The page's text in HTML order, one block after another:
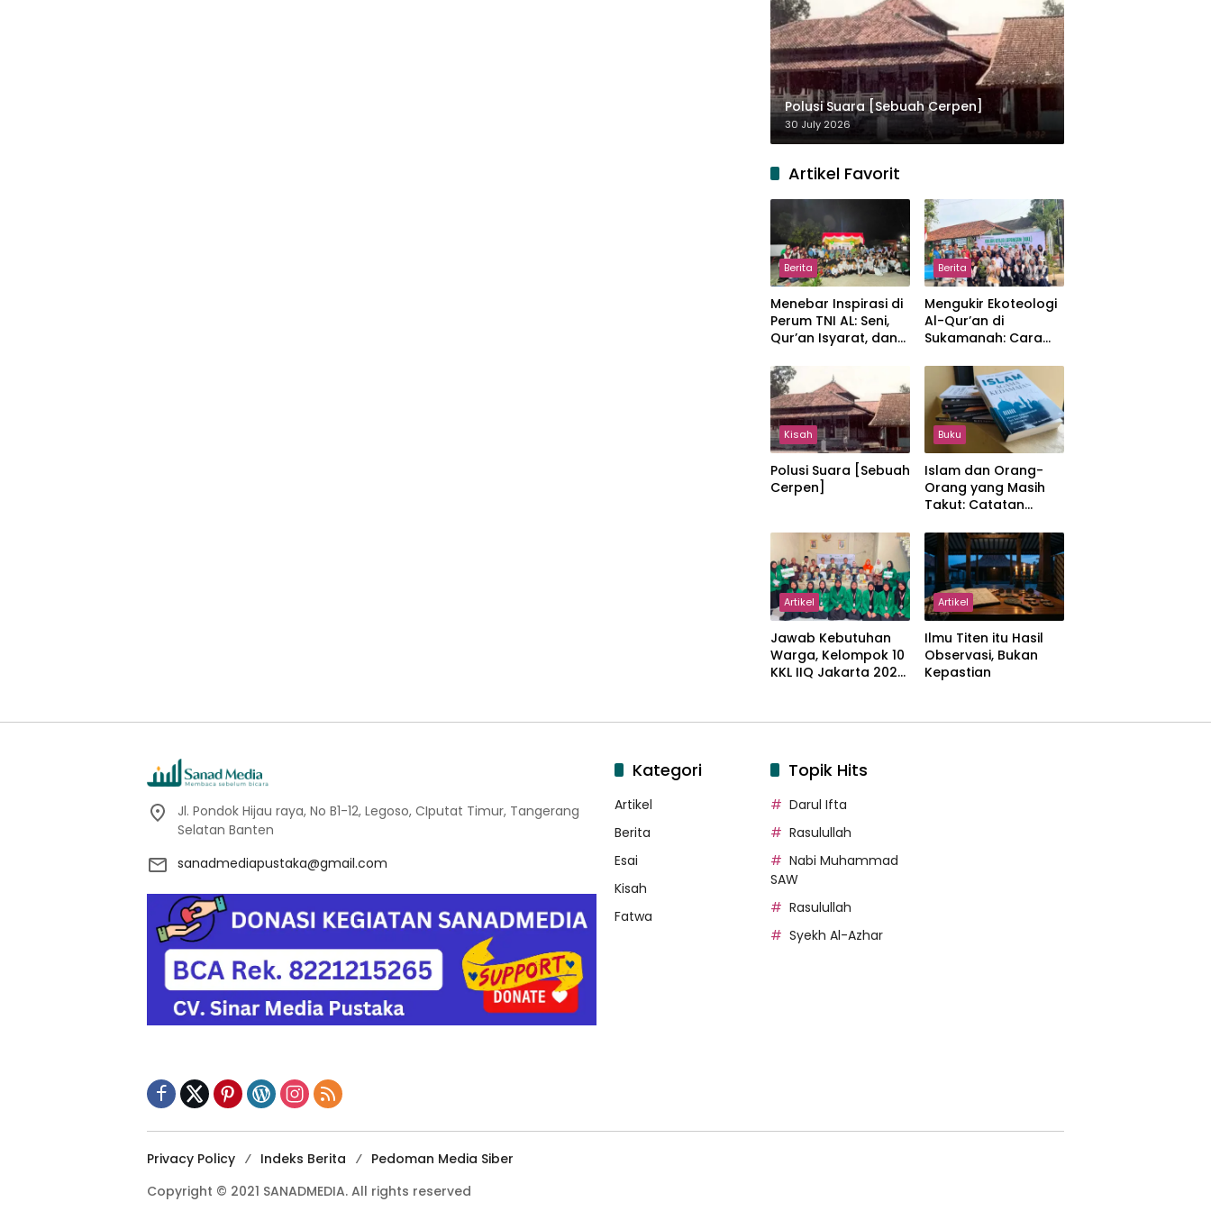
Polusi Suara [Sebuah Cerpen]
30 July 2026
Artikel Favorit
Berita
Menebar Inspirasi di
Perum TNI AL: Seni,
Qur’an Isyarat, dan
Hangat
Berita
Mengukir Ekoteologi
Al-Qur’an di
Sukamanah: Cara
Jakarta Menjaga
Bumi Jonggol
Kisah
Polusi Suara [Sebuah
Cerpen]
Buku
Islam dan Orang-
Orang yang Masih
Takut: Catatan
Kemajemukan, dan
Negara dalam
Pemikiran Masykuri
Abdillah
Artikel
Jawab Kebutuhan
Warga, Kelompok 10
KKL IIQ Jakarta 2026
Sukamanah
Artikel
Ilmu Titen itu Hasil
Observasi, Bukan
Kepastian
Jl. Pondok Hijau raya, No B1-12, Legoso, CIputat Timur, Tangerang
Selatan Banten
sanadmediapustaka@gmail.com
Kategori
Artikel
Berita
Esai
Kisah
Fatwa
Topik Hits
Darul Ifta
Rasulullah
Nabi Muhammad
SAW
Rasulullah
Syekh Al-Azhar
Privacy Policy Indeks Berita
Pedoman Media Siber
Copyright © 2021 SANADMEDIA. All rights reserved